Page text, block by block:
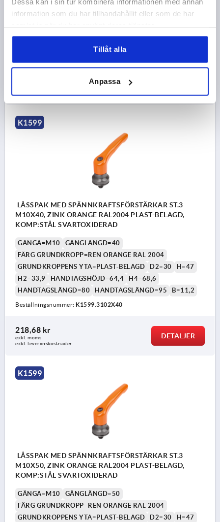
information som du har tillhandahållit eller som de har
Tillåt alla
Anpassa
FÄRG GRUNDKROPP=REN ORANGE RAL 2004
GRUNDKROPPENS YTA=PLAST-BELAGD
D2=30
H=47
K1599.3102X30
K1599
LÅSSPAK MED SPÄNNKRAFTSFÖRSTÄRKAR ST.3
M10X40, ZINK ORANGE RAL2004 PLAST-BELAGD,
KOMP:STÅL SVARTOXIDERAD
GÄNGA=M10
GÄNGLÄNGD=40
FÄRG GRUNDKROPP=REN ORANGE RAL 2004
GRUNDKROPPENS YTA=PLAST-BELAGD
D2=30
H=47
H2=33,9
HANDTAGSHÖJD=64,4
H4=68,6
HANDTAGSLÄNGD=80
HANDTAGSLÄNGD=95 B=11,2
Beställningsnummer: K1599.3102X40
218,68 kr
exkl. moms
exkl. leveranskostnader
DETALJER
K1599
LÅSSPAK MED SPÄNNKRAFTSFÖRSTÄRKAR ST.3
M10X50, ZINK ORANGE RAL2004 PLAST-BELAGD,
KOMP:STÅL SVARTOXIDERAD
GÄNGA=M10
GÄNGLÄNGD=50
FÄRG GRUNDKROPP=REN ORANGE RAL 2004
GRUNDKROPPENS YTA=PLAST-BELAGD
D2=30 H=47